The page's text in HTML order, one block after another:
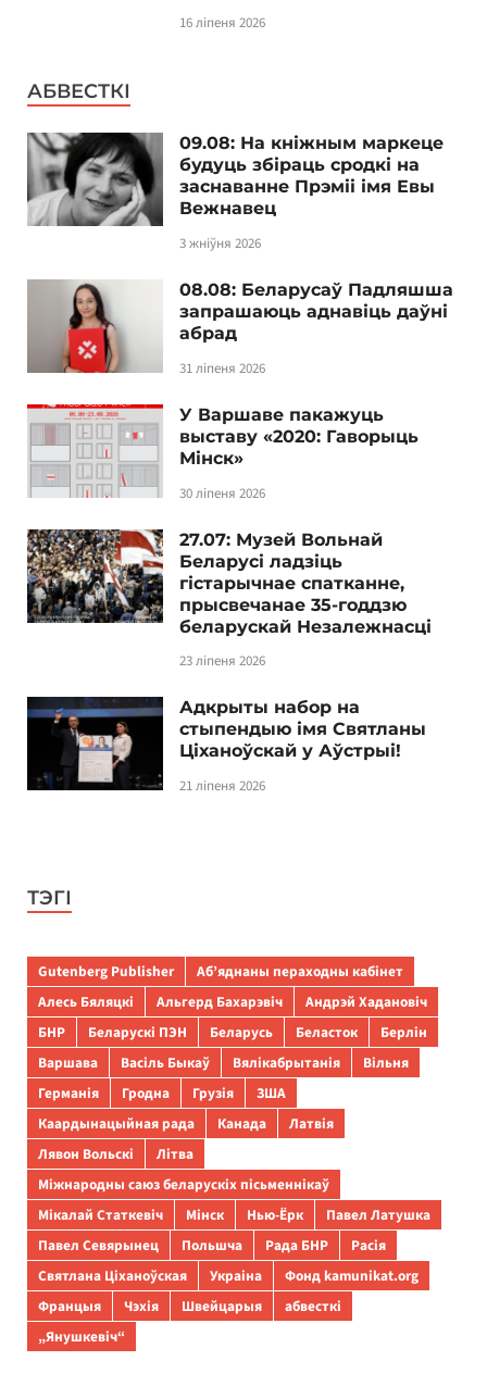
16 ліпеня 2026
АБВЕСТКІ
09.08: На кніжным маркеце
будуць збіраць сродкі на
заснаванне Прэміі імя Евы
Вежнавец
3 жніўня 2026
08.08: Беларусаў Падляшша
запрашаюць аднавіць даўні
абрад
31 ліпеня 2026
У Варшаве пакажуць
выставу «2020: Гаворыць
Мінск»
30 ліпеня 2026
27.07: Музей Вольнай
Беларусі ладзіць
гістарычнае спатканне,
прысвечанае 35-годдзю
беларускай Незалежнасці
23 ліпеня 2026
Адкрыты набор на
стыпендыю імя Святланы
Ціханоўскай у Аўстрыі!
21 ліпеня 2026
ТЭГІ
Gutenberg Publisher
Аб’яднаны пераходны кабінет
Алесь Бяляцкі
Альгерд Бахарэвіч
Андрэй Хадановіч
БНР
Беларускі ПЭН Беларусь Беласток
Берлін
Варшава
Васіль Быкаў Вялікабрытанія
Вільня
Германія
Гродна Грузія
ЗША
Каардынацыйная рада
Канада
Латвія
Лявон Вольскі
Літва
Міжнародны саюз беларускіх пісьменнікаў
Мікалай Статкевіч
Мінск Нью-Ёрк
Павел Латушка
Павел Севярынец
Польшча Рада БНР
Расія
Святлана Ціханоўская
Украіна
Фонд kamunikat.org
Францыя
Чэхія Швейцарыя
абвесткі
„Янушкевіч“